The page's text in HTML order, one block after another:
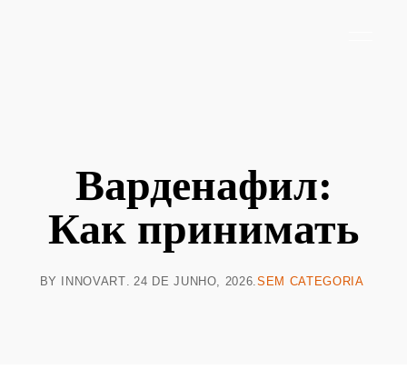
Варденафил:
Как принимать
BY INNOVART 24 DE JUNHO, 2026 SEM CATEGORIA